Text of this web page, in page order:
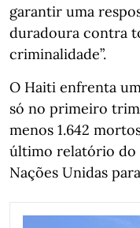
garantir uma
duradoura contra
criminalidade”.
O Haiti enfrenta
só no primeiro
menos 1.642
último relatório do
Nações Unidas